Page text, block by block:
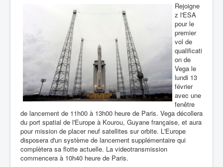
Rejoigne
z l'ESA
pour le
premier
vol de
qualificati
on de
Vega le
lundi 13
février
avec une
fenêtre
de lancement de 11h00 à 13h00 heure de Paris. Vega décollera
du port spatial de l'Europe à Kourou, Guyane française, et aura
pour mission de placer neuf satellites sur orbite. L'Europe
disposera d'un système de lancement supplémentaire qui
complètera sa flotte actuelle. La videotransmission
commencera à 10h40 heure de Paris.